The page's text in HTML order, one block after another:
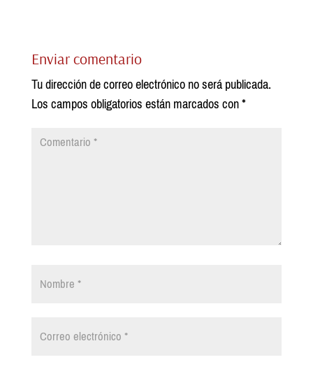
Enviar comentario
Tu dirección de correo electrónico no será publicada.
Los campos obligatorios están marcados con*